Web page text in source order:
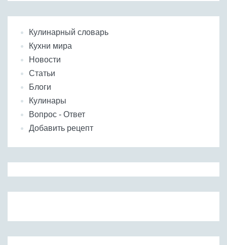
Кулинарный словарь
Кухни мира
Новости
Статьи
Блоги
Кулинары
Вопрос - Ответ
Добавить рецепт